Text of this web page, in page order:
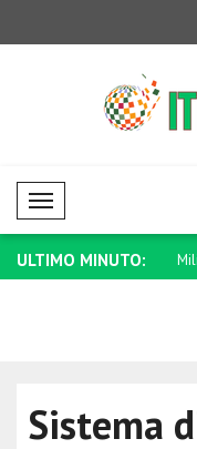
Mobil Menü
ULTIMO MINUTO:
che tutti possano tornare
Sistema